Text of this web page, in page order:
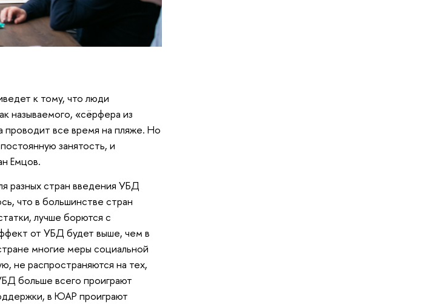
к тому, что люди
называемого, «сёрфера из
проводит все время на пляже. Но
занятость, и
Емцов.
разных стран введения УБД
что в большинстве стран
лучше борются с
от УБД будет выше, чем в
многие меры социальной
не распространяются на тех,
больше всего проиграют
в ЮАР проиграют